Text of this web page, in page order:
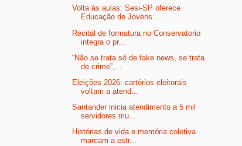
Volta às aulas: Sesi-SP oferece
Educação de Jovens...
Recital de formatura no Conservatorio
integra o pr...
“Não se trata só de fake news, se trata
de crime”,...
Eleições 2026: cartórios eleitorais
voltam a atend...
Santander inicia atendimento a 5 mil
servidores mu...
Histórias de vida e memória coletiva
marcam a estr...